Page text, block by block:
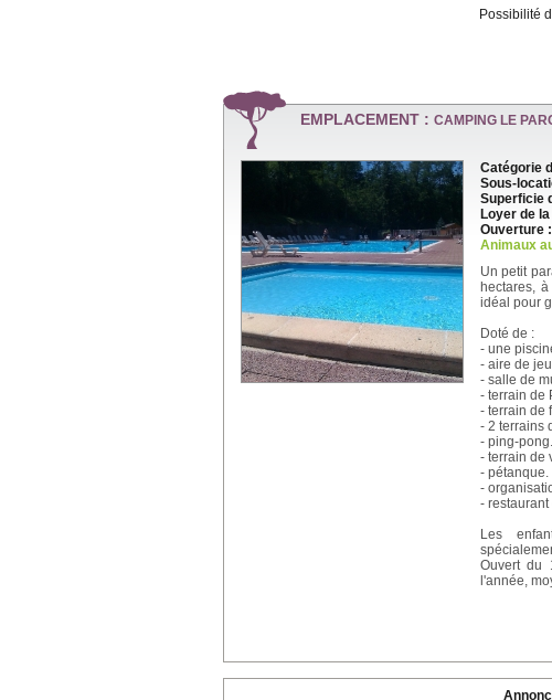
Possibilité
EMPLACEMENT : CAMPING LE
Catégorie
Sous-
Superficie
Loyer de
Ouverture :
Animaux
Un petit
hectares,
idéal pour
Doté de :
- une
- aire de
- salle de
- terrain de
- terrain de
- 2 terrains
- ping-pong.
- terrain de
- pétanque.
-
-
Les
Ouvert du
l'année,